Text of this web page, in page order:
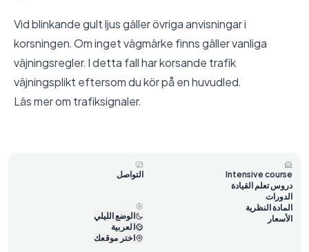
Vid blinkande gult ljus gäller övriga anvisningar i
korsningen. Om inget vägmärke finns gäller vanliga
väjningsregler. I detta fall har korsande trafik
väjningsplikt eftersom du kör på en huvudled.
Läs mer om trafiksignaler.
Intensive course
دروس تعلم القيادة
الدورات
المادة النظرية
الأسعار
التواصل
الوضع الليلي
العربية
اختر موقعك